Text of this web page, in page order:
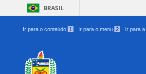
BRASIL
Ir para o conteúdo 1 Ir para o menu 2 Ir para